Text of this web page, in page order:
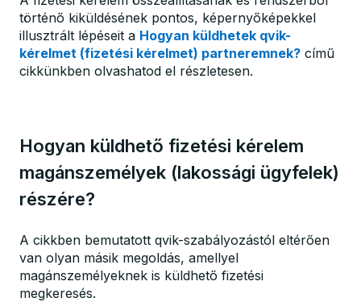
történő kiküldésének pontos, képernyőképekkel
illusztrált lépéseit a Hogyan küldhetek qvik-
kérelmet (fizetési kérelmet) partneremnek? című
cikkünkben olvashatod el részletesen.
Hogyan küldhető fizetési kérelem
magánszemélyek (lakossági ügyfelek)
részére?
A cikkben bemutatott qvik-szabályozástól eltérően
van olyan másik megoldás, amellyel
magánszemélyeknek is küldhető fizetési
megkeresés.